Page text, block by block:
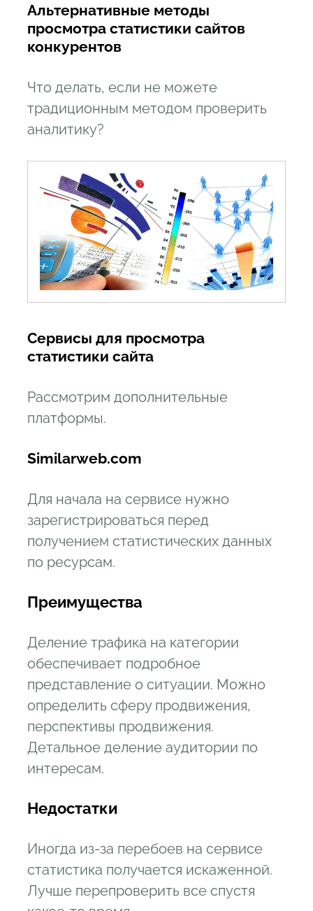
Альтернативные методы
просмотра статистики сайтов
конкурентов
Что делать, если не можете
традиционным методом проверить
аналитику?
Сервисы для просмотра
статистики сайта
Рассмотрим дополнительные
платформы.
Similarweb.com
Для начала на сервисе нужно
зарегистрироваться перед
получением статистических данных
по ресурсам.
Преимущества
Деление трафика на категории
обеспечивает подробное
представление о ситуации. Можно
определить сферу продвижения,
перспективы продвижения.
Детальное деление аудитории по
интересам.
Недостатки
Иногда из-за перебоев на сервисе
статистика получается искаженной.
Лучше перепроверить все спустя